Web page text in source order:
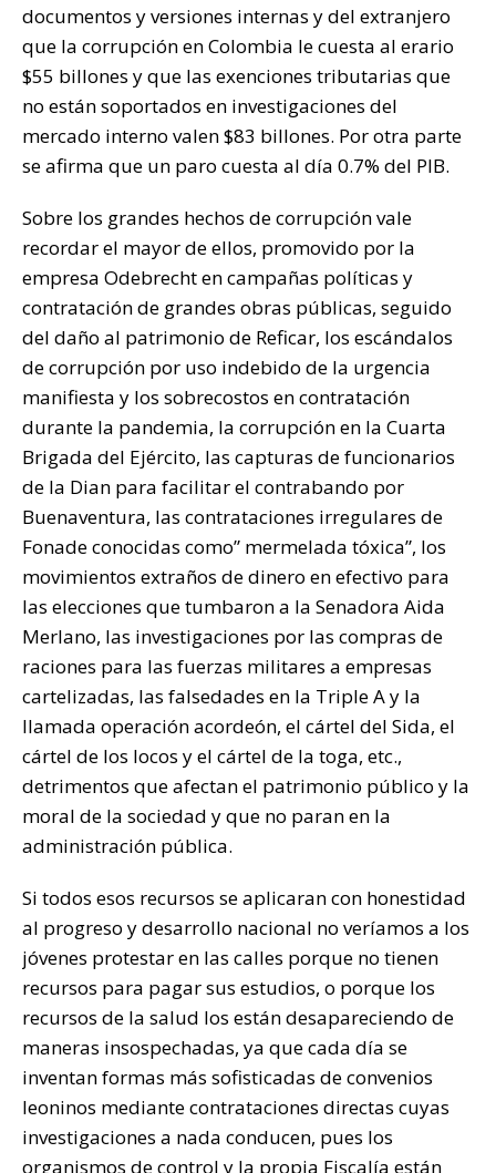
documentos y versiones internas y del extranjero
que la corrupción en Colombia le cuesta al erario
$55 billones y que las exenciones tributarias que
no están soportados en investigaciones del
mercado interno valen $83 billones. Por otra parte
se afirma que un paro cuesta al día 0.7% del PIB.
Sobre los grandes hechos de corrupción vale
recordar el mayor de ellos, promovido por la
empresa Odebrecht en campañas políticas y
contratación de grandes obras públicas, seguido
del daño al patrimonio de Reficar, los escándalos
de corrupción por uso indebido de la urgencia
manifiesta y los sobrecostos en contratación
durante la pandemia, la corrupción en la Cuarta
Brigada del Ejército, las capturas de funcionarios
de la Dian para facilitar el contrabando por
Buenaventura, las contrataciones irregulares de
Fonade conocidas como” mermelada tóxica”, los
movimientos extraños de dinero en efectivo para
las elecciones que tumbaron a la Senadora Aida
Merlano, las investigaciones por las compras de
raciones para las fuerzas militares a empresas
cartelizadas, las falsedades en la Triple A y la
llamada operación acordeón, el cártel del Sida, el
cártel de los locos y el cártel de la toga, etc.,
detrimentos que afectan el patrimonio público y la
moral de la sociedad y que no paran en la
administración pública.
Si todos esos recursos se aplicaran con honestidad
al progreso y desarrollo nacional no veríamos a los
jóvenes protestar en las calles porque no tienen
recursos para pagar sus estudios, o porque los
recursos de la salud los están desapareciendo de
maneras insospechadas, ya que cada día se
inventan formas más sofisticadas de convenios
leoninos mediante contrataciones directas cuyas
investigaciones a nada conducen, pues los
organismos de control y la propia Fiscalía están